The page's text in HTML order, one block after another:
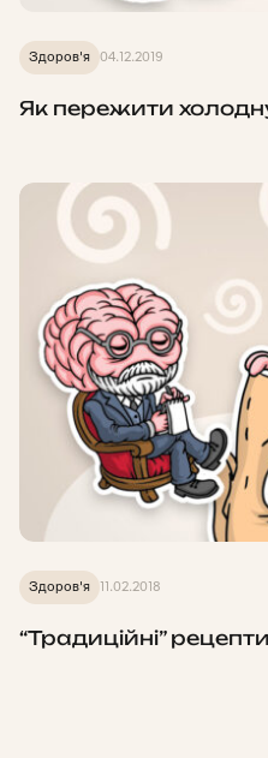
Здоров'я 04.12.2019
Як пережити
Здоров'я 11.02.2018
“Традиційні”